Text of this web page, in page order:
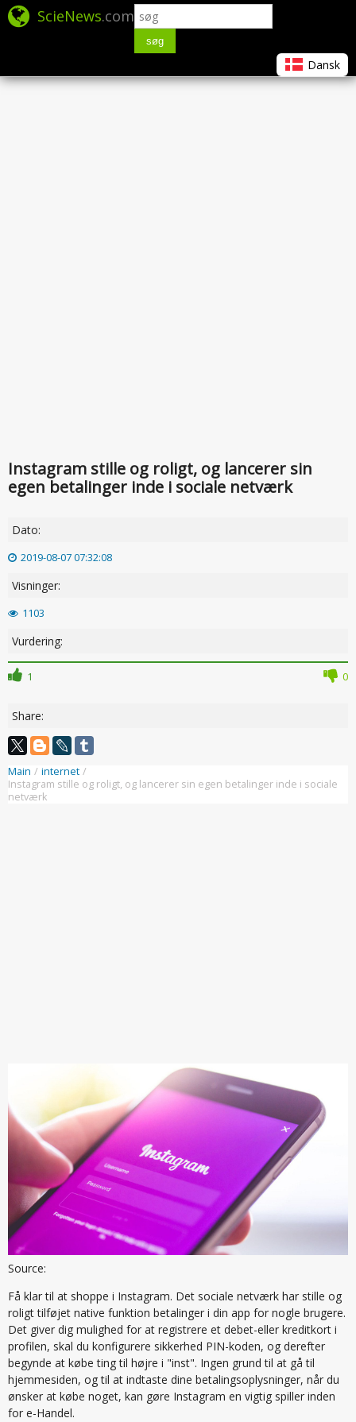
ScieNews.com
søg
Dansk
Instagram stille og roligt, og lancerer sin
egen betalinger inde i sociale netværk
Dato:
2019-08-07 07:32:08
Visninger:
1103
Vurdering:
1 0
Share:
Main / internet /
Instagram stille og roligt, og lancerer sin egen betalinger inde i sociale
netværk
Source:
Få klar til at shoppe i Instagram. Det sociale netværk har stille og
roligt tilføjet native funktion betalinger i din app for nogle brugere.
Det giver dig mulighed for at registrere et debet-eller kreditkort i
profilen, skal du konfigurere sikkerhed PIN-koden, og derefter
begynde at købe ting til højre i "inst". Ingen grund til at gå til
hjemmesiden, og til at indtaste dine betalingsoplysninger, når du
ønsker at købe noget, kan gøre Instagram en vigtig spiller inden
for e-Handel.